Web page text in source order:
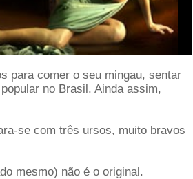
para comer o seu mingau, sentar
no Brasil. Ainda assim,
se com três ursos, muito bravos
mesmo) não é o original.